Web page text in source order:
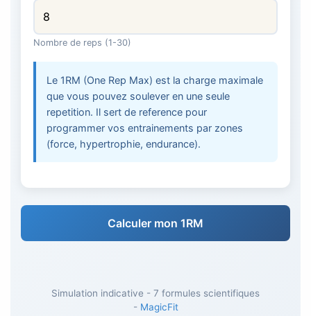
Nombre de reps (1-30)
Le 1RM (One Rep Max) est la charge maximale
que vous pouvez soulever en une seule
repetition. Il sert de reference pour
programmer vos entrainements par zones
(force, hypertrophie, endurance).
Calculer mon 1RM
Simulation indicative - 7 formules scientifiques
- MagicFit